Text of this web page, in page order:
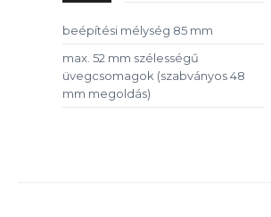
beépítési mélység 85 mm
max. 52 mm szélességű
üvegcsomagok (szabványos 48
mm megoldás)